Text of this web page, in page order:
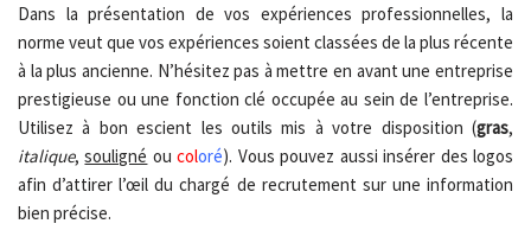
Dans la présentation de vos expériences professionnelles, la
norme veut que vos expériences soient classées de la plus récente
à la plus ancienne. N’hésitez pas à mettre en avant une entreprise
prestigieuse ou une fonction clé occupée au sein de l’entreprise.
Utilisez à bon escient les outils mis à votre disposition (gras,
italique,souligné oucoloré). Vous pouvez aussi insérer des logos
afin d’attirer l’œil du chargé de recrutement sur une information
bien précise.